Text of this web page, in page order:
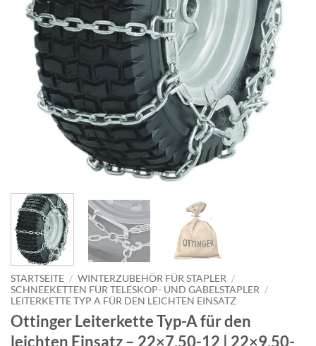
STARTSEITE / WINTERZUBEHÖR FÜR STAPLER /
SCHNEEKETTEN FÜR TELESKOP- UND GABELSTAPLER /
LEITERKETTE TYP A FÜR DEN LEICHTEN EINSATZ
Ottinger Leiterkette Typ-A für den
leichten Einsatz – 22×7.50-12 | 22×9.50-